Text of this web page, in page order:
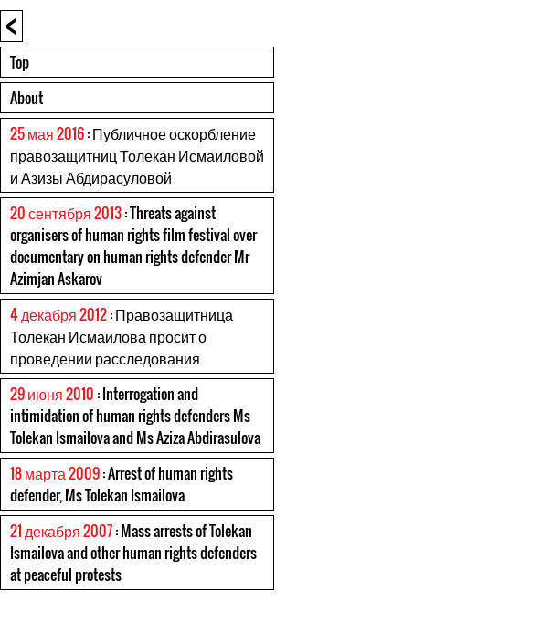
<
Top
About
25 мая 2016: Публичное оскорбление
правозащитниц Толекан Исмаиловой
и Азизы Абдирасуловой
20 сентября 2013: Threats against
organisers of human rights film festival over
documentary on human rights defender Mr
Azimjan Askarov
4 декабря 2012: Правозащитница
Толекан Исмаилова просит о
проведении расследования
29 июня 2010 : Interrogation and
intimidation of human rights defenders Ms
Tolekan Ismailova and Ms Aziza Abdirasulova
18 марта 2009: Arrest of human rights
defender, Ms Tolekan Ismailova
21 декабря 2007: Mass arrests of Tolekan
Ismailova and other human rights defenders
at peaceful protests